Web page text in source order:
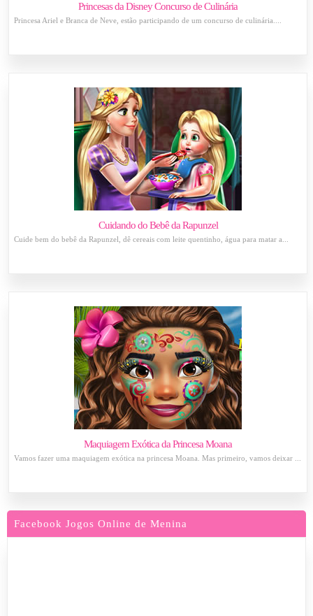
Princesas da Disney Concurso de Culinária
Princesa Ariel e Branca de Neve, estão participando de um concurso de culinária....
Cuidando do Bebê da Rapunzel
Cuide bem do bebê da Rapunzel, dê cereais com leite quentinho, água para matar a...
Maquiagem Exótica da Princesa Moana
Vamos fazer uma maquiagem exótica na princesa Moana. Mas primeiro, vamos deixar ...
Facebook Jogos Online de Menina